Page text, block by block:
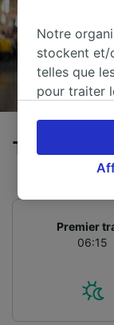
Trains de
Premier
06:15
Notre
stockent et/
telles que
pour traiter
droit
cliquant ci-
et
Vos
pas vous
Nos